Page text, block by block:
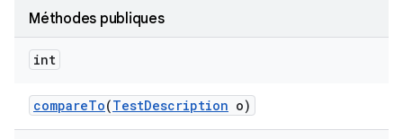
Méthodes publiques
int
compareTo(TestDescription o)